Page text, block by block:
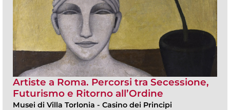
Artiste a Roma. Percorsi tra Secessione,
Futurismo e Ritorno all’Ordine
Musei di Villa Torlonia - Casino dei Principi